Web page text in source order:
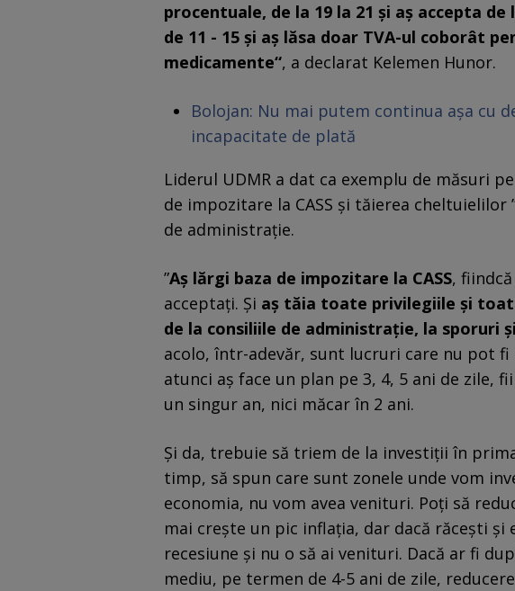
procentuale, de la 19 la 21 și aș accepta de
de 11 - 15 și aș lăsa doar TVA-ul coborât
medicamente“, a declarat Kelemen Hunor.
Bolojan: Nu mai putem continua așa cu
incapacitate de plată
Liderul UDMR a dat ca exemplu de măsuri
de impozitare la CASS și tăierea cheltuielilor
de administrație.
”Aș lărgi baza de impozitare la CASS,
acceptați. Și aș tăia toate privilegiile și
de la consiliile de administrație, la sporuri
acolo, într-adevăr, sunt lucruri care nu pot
atunci aș face un plan pe 3, 4, 5 ani de zile,
un singur an, nici măcar în 2 ani.
Și da, trebuie să triem de la investiții în
timp, să spun care sunt zonele unde vom
economia, nu vom avea venituri. Poți să
mai crește un pic inflația, dar dacă răcești
recesiune și nu o să ai venituri. Dacă ar fi
mediu, pe termen de 4-5 ani de zile,